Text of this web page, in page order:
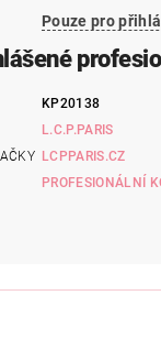
Pouze pro
KP20138
L.C.P.PARIS
LCPPARIS.CZ
PROFESIONÁLNÍ